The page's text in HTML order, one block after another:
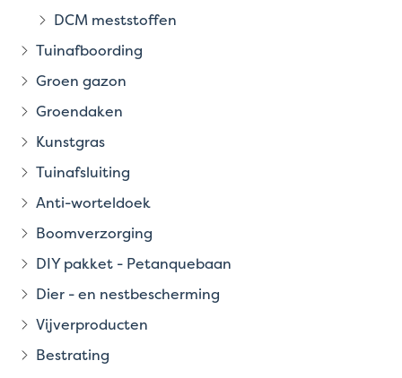
DCM meststoffen
Tuinafboording
Groen gazon
Groendaken
Kunstgras
Tuinafsluiting
Anti-worteldoek
Boomverzorging
DIY pakket - Petanquebaan
Dier - en nestbescherming
Vijverproducten
Bestrating